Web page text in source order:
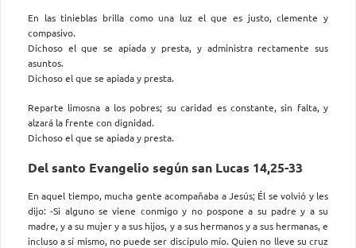
En las tinieblas brilla como una luz el que es justo, clemente y
compasivo.
Dichoso el que se apiada y presta, y administra rectamente sus
asuntos.
Dichoso el que se apiada y presta.
Reparte limosna a los pobres; su caridad es constante, sin falta, y
alzará la frente con dignidad.
Dichoso el que se apiada y presta.
Del santo Evangelio según san Lucas 14,25-33
En aquel tiempo, mucha gente acompañaba a Jesús; Él se volvió y les
dijo: -Si alguno se viene conmigo y no pospone a su padre y a su
madre, y a su mujer y a sus hijos, y a sus hermanos y a sus hermanas, e
incluso a sí mismo, no puede ser discípulo mío. Quien no lleve su cruz